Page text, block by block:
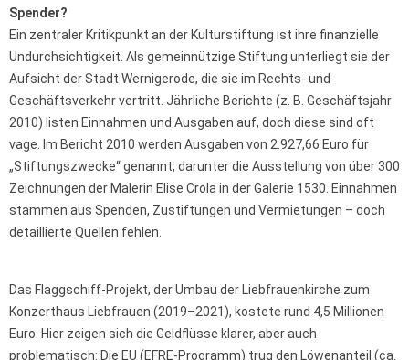
Spender?
Ein zentraler Kritikpunkt an der Kulturstiftung ist ihre finanzielle
Undurchsichtigkeit. Als gemeinnützige Stiftung unterliegt sie der
Aufsicht der Stadt Wernigerode, die sie im Rechts- und
Geschäftsverkehr vertritt. Jährliche Berichte (z. B. Geschäftsjahr
2010) listen Einnahmen und Ausgaben auf, doch diese sind oft
vage. Im Bericht 2010 werden Ausgaben von 2.927,66 Euro für
„Stiftungszwecke“ genannt, darunter die Ausstellung von über 300
Zeichnungen der Malerin Elise Crola in der Galerie 1530. Einnahmen
stammen aus Spenden, Zustiftungen und Vermietungen – doch
detaillierte Quellen fehlen.
Das Flaggschiff-Projekt, der Umbau der Liebfrauenkirche zum
Konzerthaus Liebfrauen (2019–2021), kostete rund 4,5 Millionen
Euro. Hier zeigen sich die Geldflüsse klarer, aber auch
problematisch: Die EU (EFRE-Programm) trug den Löwenanteil (ca.